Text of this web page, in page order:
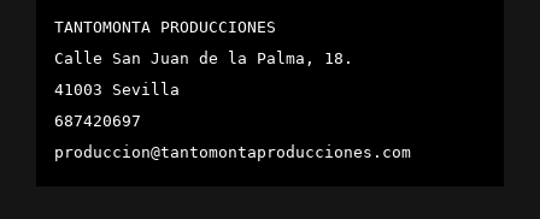
TANTOMONTA PRODUCCIONES
Calle San Juan de la Palma, 18.
41003 Sevilla
687420697
produccion@tantomontaproducciones.com